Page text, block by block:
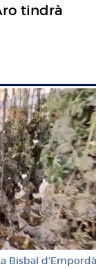
tindrà
Bisbal d'Empordà